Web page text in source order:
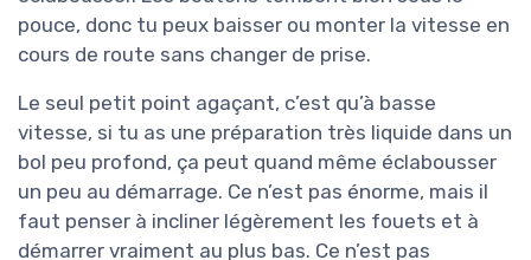
pouce, donc tu peux baisser ou monter la vitesse en
cours de route sans changer de prise.
Le seul petit point agaçant, c’est qu’à basse
vitesse, si tu as une préparation très liquide dans un
bol peu profond, ça peut quand même éclabousser
un peu au démarrage. Ce n’est pas énorme, mais il
faut penser à incliner légèrement les fouets et à
démarrer vraiment au plus bas. Ce n’est pas